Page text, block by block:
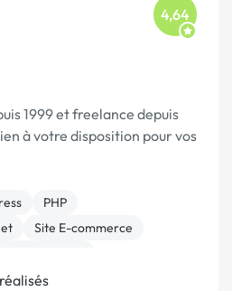
4,64
1999 et freelance depuis
à votre disposition pour vos
PHP
Site E-commerce
Installation de Script